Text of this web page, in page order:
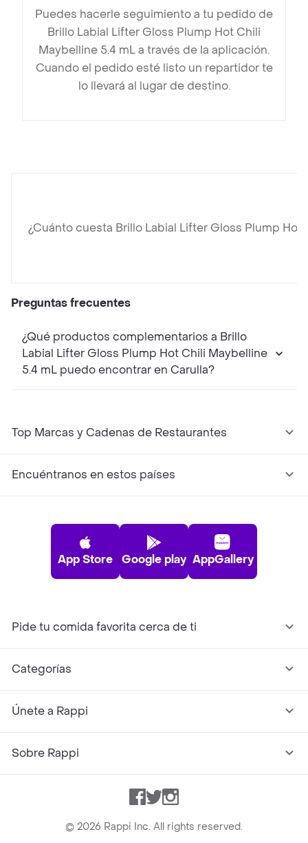
Puedes hacerle seguimiento a tu pedido de
Brillo Labial Lifter Gloss Plump Hot Chili
Maybelline 5.4 mL a través de la aplicación.
Cuando el pedido esté listo un repartidor te
lo llevará al lugar de destino.
¿Cuánto cuesta Brillo Labial Lifter Gloss Plump Hot
Preguntas frecuentes
¿Qué productos complementarios a Brillo
Labial Lifter Gloss Plump Hot Chili Maybelline
5.4 mL puedo encontrar en Carulla?
Top Marcas y Cadenas de Restaurantes
Encuéntranos en estos países
App Store Google play AppGallery
Pide tu comida favorita cerca de ti
Categorías
Únete a Rappi
Sobre Rappi
Facebook
TwitterInstagram
© 2026 Rappi Inc. All rights reserved.